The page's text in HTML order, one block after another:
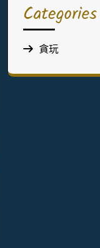
Categories
貪玩